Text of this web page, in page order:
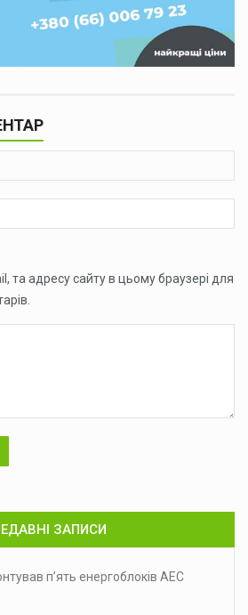
та адресу сайту в цьому браузері для
ЗАПИСИ
п’ять енергоблоків АЕС